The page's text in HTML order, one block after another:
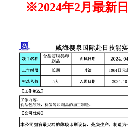
※2024年2月最新